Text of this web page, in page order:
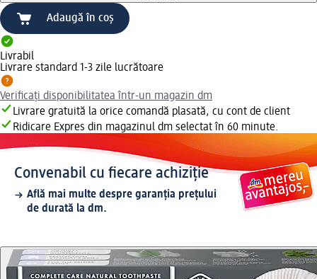
Adaugă în coș
Livrabil
Livrare standard 1-3 zile lucrătoare
Verificați disponibilitatea într-un magazin dm
Livrare gratuită la orice comandă plasată, cu cont de client
Ridicare Expres din magazinul dm selectat în 60 minute.
Convenabil cu fiecare achiziție
Află mai multe despre garanția prețului
de durată la dm.